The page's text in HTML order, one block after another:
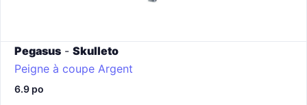
Pegasus - Skulleto
Peigne à coupe Argent
6.9 po